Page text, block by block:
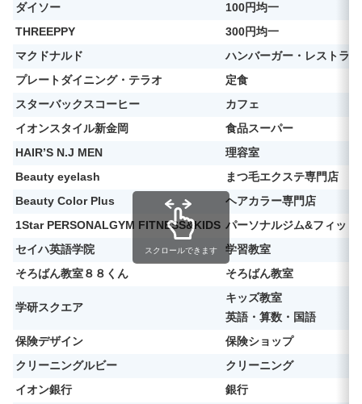
ダイソー
100円均一
THREEPPY
300円均一
マクドナルド
ハンバーガー・レストラン
プレートダイニング・テラオ
定食
スターバックスコーヒー
カフェ
イオンスタイル新金岡
食品スーパー
HAIR’S N.J MEN
理容室
Beauty eyelash
まつ毛エクステ専門店
Beauty Color Plus
ヘアカラー専門店
1Star PERSONALGYM FITNESS&KIDS パーソナルジム&フィット
セイハ英語学院
学習教室
そろばん教室８８くん
そろばん教室
学研スクエア
キッズ教室
英語・算数・国語
保険デザイン
保険ショップ
クリーニングルビー
クリーニング
イオン銀行
銀行
スクロールできます